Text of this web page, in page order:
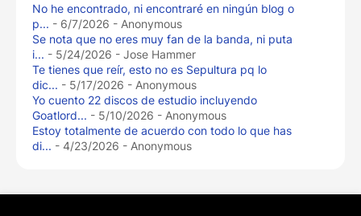
No he encontrado, ni encontraré en ningún blog o
p... - 6/7/2026 - Anonymous
Se nota que no eres muy fan de la banda, ni puta
i... - 5/24/2026 - Jose Hammer
Te tienes que reír, esto no es Sepultura pq lo
dic... - 5/17/2026 - Anonymous
Yo cuento 22 discos de estudio incluyendo
Goatlord... - 5/10/2026 - Anonymous
Estoy totalmente de acuerdo con todo lo que has
di... - 4/23/2026 - Anonymous